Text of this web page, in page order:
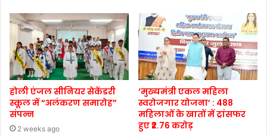
होली एंजल सीनियर सेकेंडरी
स्कूल में “अलंकरण समारोह”
संपन्न
2 weeks ago
‘मुख्यमंत्री एकल महिला
स्वरोजगार योजना’ : 488
महिलाओं के खातों में ट्रांसफर
हुए ₹2.76 करोड़